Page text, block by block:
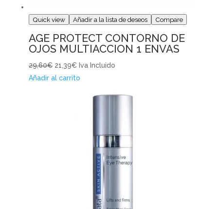
Quick view Añadir a la lista de deseos Compare
AGE PROTECT CONTORNO DE
OJOS MULTIACCION 1 ENVAS
29,60€ 21,39€ Iva Incluido
Añadir al carrito